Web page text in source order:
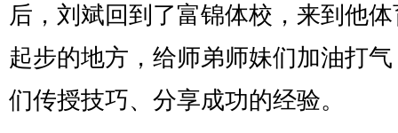
后，刘斌回到了富锦体校，来到他
起步的地方，给师弟师妹们加油打
们传授技巧、分享成功的经验。